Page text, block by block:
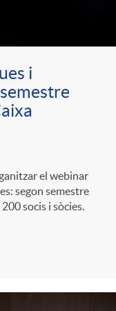
i
el webinar
segon semestre
socis i sòcies.